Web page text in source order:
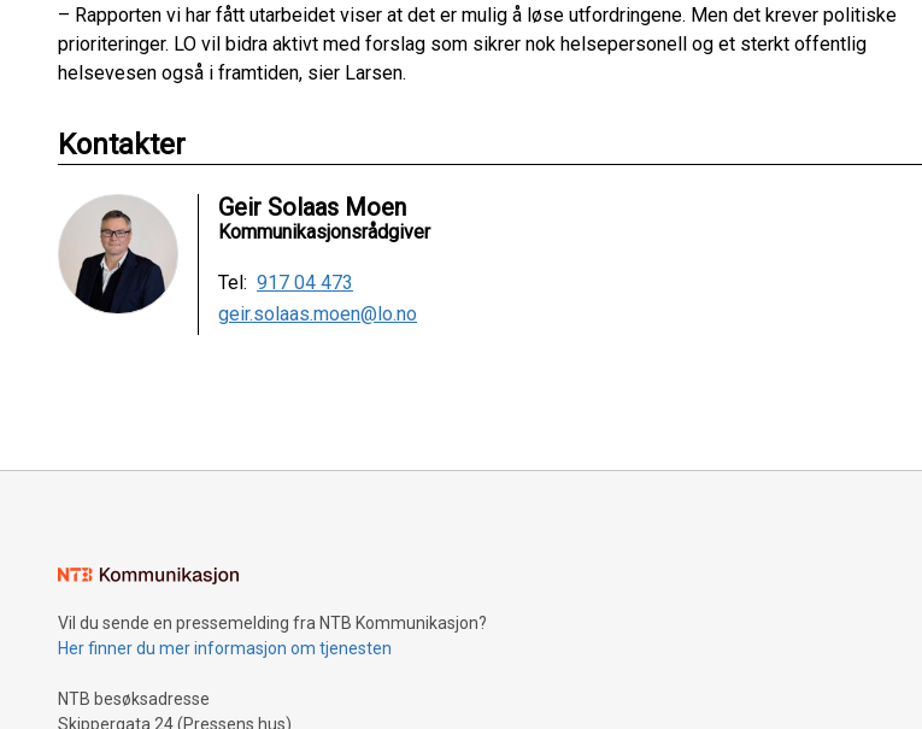
– Rapporten vi har fått utarbeidet viser at det er mulig å løse utfordringene. Men det krever politiske
prioriteringer. LO vil bidra aktivt med forslag som sikrer nok helsepersonell og et sterkt offentlig
helsevesen også i framtiden, sier Larsen.
Kontakter
Geir Solaas Moen
Kommunikasjonsrådgiver
Tel: 917 04 473
geir.solaas.moen@lo.no
Vil du sende en pressemelding fra NTB Kommunikasjon?
Her finner du mer informasjon om tjenesten
NTB besøksadresse
Skippergata 24 (Pressens hus)